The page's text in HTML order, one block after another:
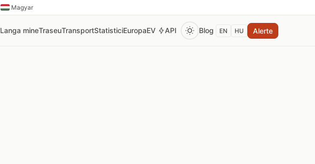
Magyar
Langa mineTraseuTransportStatisticiEuropaEV API Blog EN HU Alerte